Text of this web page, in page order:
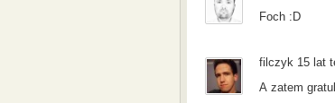
Foch :D
filczyk 15 lat
A zatem